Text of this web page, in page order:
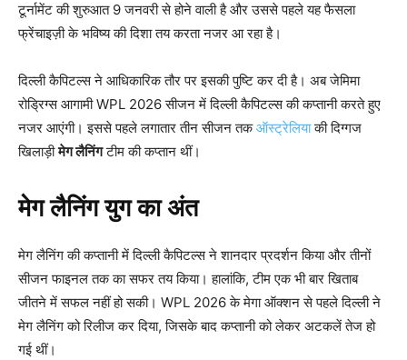
टूर्नामेंट की शुरुआत 9 जनवरी से होने वाली है और उससे पहले यह फैसला
फ्रेंचाइज़ी के भविष्य की दिशा तय करता नजर आ रहा है।
दिल्ली कैपिटल्स ने आधिकारिक तौर पर इसकी पुष्टि कर दी है। अब जेमिमा
रोड्रिग्स आगामी WPL 2026 सीजन में दिल्ली कैपिटल्स की कप्तानी करते हुए
नजर आएंगी। इससे पहले लगातार तीन सीजन तकऑस्ट्रेलियाकी दिग्गज
खिलाड़ीमेग लैनिंगटीम की कप्तान थीं।
मेग लैनिंग युग का अंत
मेग लैनिंग की कप्तानी में दिल्ली कैपिटल्स ने शानदार प्रदर्शन किया और तीनों
सीजन फाइनल तक का सफर तय किया। हालांकि, टीम एक भी बार खिताब
जीतने में सफल नहीं हो सकी। WPL 2026 के मेगा ऑक्शन से पहले दिल्ली ने
मेग लैनिंग को रिलीज कर दिया, जिसके बाद कप्तानी को लेकर अटकलें तेज हो
गई थीं।